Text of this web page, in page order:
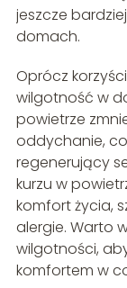
jeszcze
domach.
Oprócz
wilgotność w
powietrze
oddychanie, co
regenerujący
kurzu w
komfort życia,
alergie. Warto
wilgotności,
komfortem w